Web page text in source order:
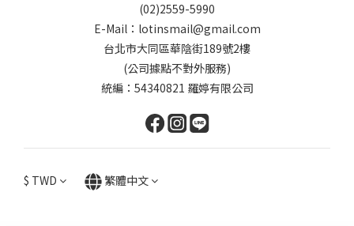
(02)2559-5990
E-Mail：lotinsmail@gmail.com
台北市大同區華陰街189號2樓
(公司據點不對外服務)
統編：54340821 羅婷有限公司
$ TWD 繁體中文